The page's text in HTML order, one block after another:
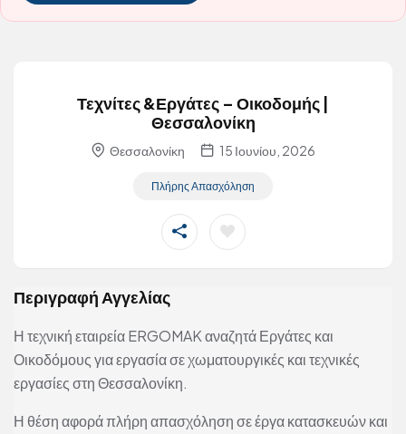
Τεχνίτες &Εργάτες – Οικοδομής |
Θεσσαλονίκη
Θεσσαλονίκη 15 Ιουνίου, 2026
Πλήρης Απασχόληση
Περιγραφή Αγγελίας
Η τεχνική εταιρεία ERGOMAK αναζητά Εργάτες και
Οικοδόμους για εργασία σε χωματουργικές και τεχνικές
εργασίες στη Θεσσαλονίκη.
Η θέση αφορά πλήρη απασχόληση σε έργα κατασκευών και